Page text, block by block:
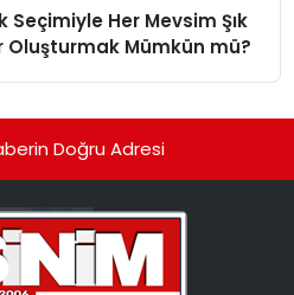
Seçimiyle Her Mevsim Şık
Oluşturmak Mümkün mü?
Doğru Adresi